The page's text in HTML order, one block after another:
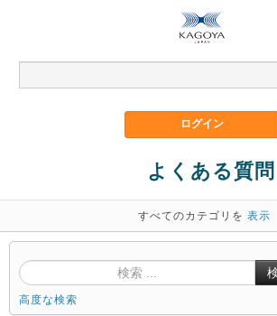
よくある質問
すべてのカテゴリを 表示
高度な検索